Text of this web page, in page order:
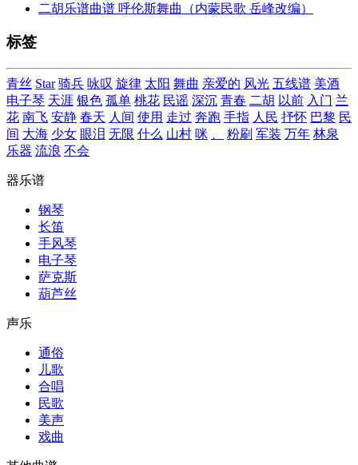
二胡乐谱曲谱 呼伦斯舞曲（内蒙民歌 岳峰改编）
标签
青丝 Star 骑兵 咏叹 旋律 太阳 舞曲 亲爱的 风光 五线谱 美酒
电子琴 天涯 银色 孤单 桃花 民谣 深沉 青春 二胡 以前 入门 兰
花 南飞 安静 春天 人间 使用 走过 奔跑 手指 人民 抒怀 巴黎 民
间 大海 少女 眼泪 无限 什么 山村 咪 粉刷 军装 万年 林泉
乐器 流浪 不会
器乐谱
钢琴
长笛
手风琴
电子琴
萨克斯
葫芦丝
声乐
通俗
儿歌
合唱
民歌
美声
戏曲